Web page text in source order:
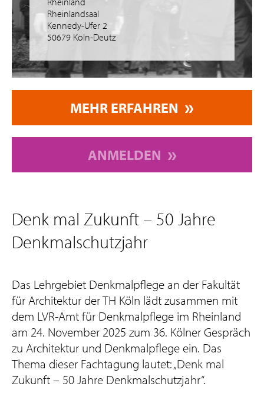
Rheinlandsaal
Kennedy-Ufer 2
50679 Köln-Deutz
MEHR ERFAHREN
ANMELDEN
Denk mal Zukunft – 50 Jahre
Denkmalschutzjahr
Das Lehrgebiet Denkmalpflege an der Fakultät
für Architektur der TH Köln lädt zusammen mit
dem LVR-Amt für Denkmalpflege im Rheinland
am 24. November 2025 zum 36. Kölner Gespräch
zu Architektur und Denkmalpflege ein. Das
Thema dieser Fachtagung lautet: „Denk mal
Zukunft – 50 Jahre Denkmalschutzjahr“.